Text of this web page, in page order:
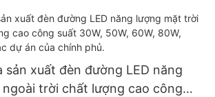
sản xuất đèn đường LED năng
trời chất lượng cao công